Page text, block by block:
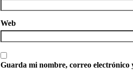
Web
Guarda mi nombre, correo electrónico